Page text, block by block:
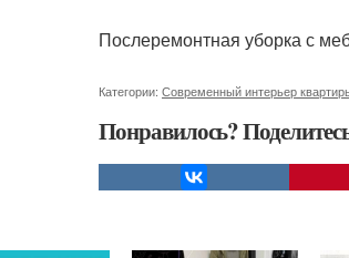
Послеремонтная уборка с
Категории: Современный интерьер
Понравилось?